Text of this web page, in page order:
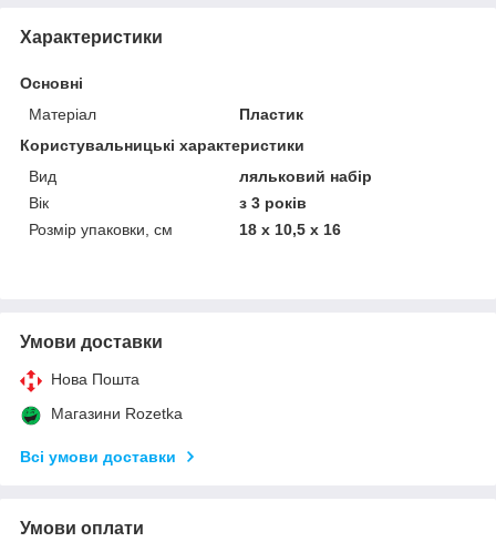
Характеристики
Основні
Матеріал
Пластик
Користувальницькі характеристики
Вид
ляльковий набір
Вік
з 3 років
Розмір упаковки, см
18 x 10,5 x 16
Умови доставки
Нова Пошта
Магазини Rozetka
Всі умови доставки
Умови оплати